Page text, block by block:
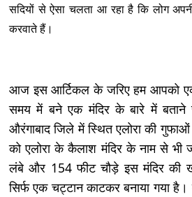
सदियों से ऐसा चलता आ रहा है कि लोग अपनी
करवाते हैं।
आज इस आर्टिकल के जरिए हम आपको
समय में बने एक मंदिर के बारे में बताने
औरंगाबाद जिले में स्थित एलोरा की
को एलोरा के कैलाश मंदिर के नाम से भी
लंबे और 154 फीट चौड़े इस मंदिर की
सिर्फ एक चट्टान काटकर बनाया गया